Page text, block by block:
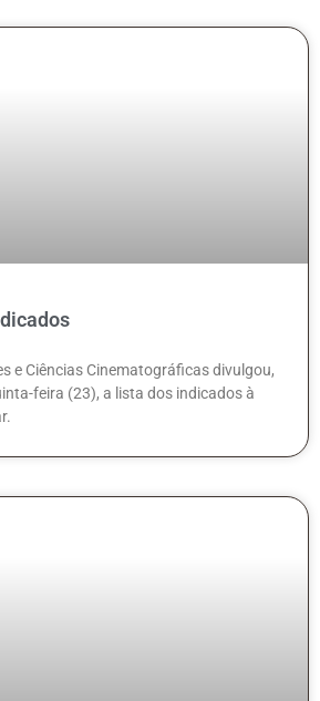
e Ciências Cinematográficas divulgou,
feira (23), a lista dos indicados à